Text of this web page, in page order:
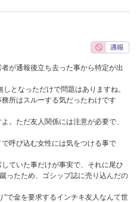
が通報後立ち去った事から特定が出
となっただけで問題はありますね。
所はスルーする気だったわけです
。ただ友人関係には注意が必要で、
呼び込む女性には気をつける事で
ていた事だけが事実で、それに尾ひ
ったため、ゴシップ誌に売り込んだの
”で金を要求するインチキ友人なんて世